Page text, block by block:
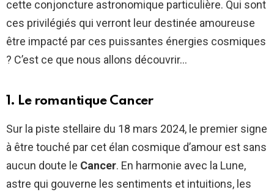
cette conjoncture astronomique particulière. Qui sont
ces privilégiés qui verront leur destinée amoureuse
être impacté par ces puissantes énergies cosmiques
? C’est ce que nous allons découvrir…
1. Le romantique Cancer
Sur la piste stellaire du 18 mars 2024, le premier signe
à être touché par cet élan cosmique d’amour est sans
aucun doute le Cancer. En harmonie avec la Lune,
astre qui gouverne les sentiments et intuitions, les